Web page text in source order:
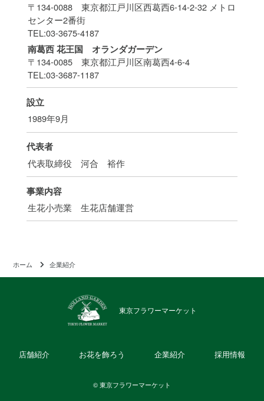
〒134-0088 東京都江戸川区西葛西6-14-2-32 メトロ
センター2番街
TEL:03-3675-4187
南葛西 花王国 オランダガーデン
〒134-0085 東京都江戸川区南葛西4-6-4
TEL:03-3687-1187
設立
1989年9月
代表者
代表取締役 河合 裕作
事業内容
生花小売業 生花店舗運営
ホーム 企業紹介
東京フラワーマーケット
店舗紹介 お花を飾ろう 企業紹介 採用情報
© 東京フラワーマーケット